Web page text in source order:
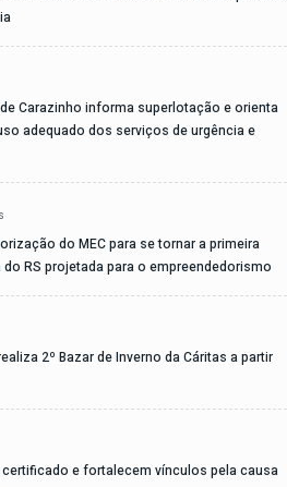
Carazinho informa superlotação e orienta
adequado dos serviços de urgência e
do MEC para se tornar a primeira
RS projetada para o empreendedorismo
2º Bazar de Inverno da Cáritas a partir
e fortalecem vínculos pela causa